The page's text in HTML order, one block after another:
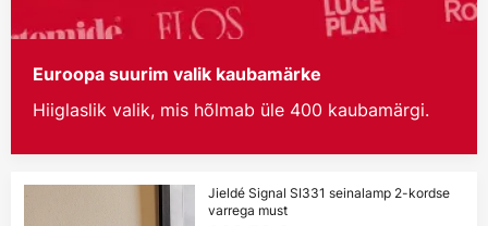
Euroopa suurim valik kaubamärke
Hiiglaslik valik, mis hõlmab üle 400 kaubamärgi.
Jieldé Signal SI331 seinalamp 2-kordse
varrega must